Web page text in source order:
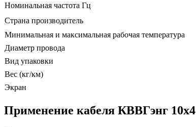
Номинальная частота Гц
Страна производитель
Минимальная и максимальная рабочая температура
Диаметр провода
Вид упаковки
Вес (кг/км)
Экран
Применение кабеля КВВГэнг 10х4